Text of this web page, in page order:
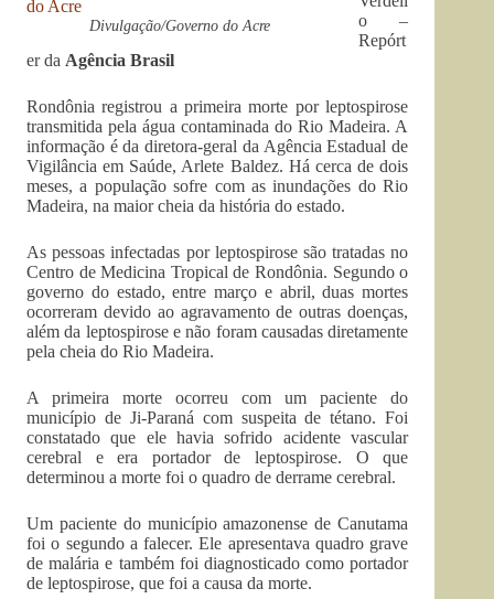
Divulgação/Governo do Acre
o –
Repórt
er da Agência Brasil
Rondônia registrou a primeira morte por leptospirose
transmitida pela água contaminada do Rio Madeira. A
informação é da diretora-geral da Agência Estadual de
Vigilância em Saúde, Arlete Baldez. Há cerca de dois
meses, a população sofre com as inundações do Rio
Madeira, na maior cheia da história do estado.
As pessoas infectadas por leptospirose são tratadas no
Centro de Medicina Tropical de Rondônia. Segundo o
governo do estado, entre março e abril, duas mortes
ocorreram devido ao agravamento de outras doenças,
além da leptospirose e não foram causadas diretamente
pela cheia do Rio Madeira.
A primeira morte ocorreu com um paciente do
município de Ji-Paraná com suspeita de tétano. Foi
constatado que ele havia sofrido acidente vascular
cerebral e era portador de leptospirose. O que
determinou a morte foi o quadro de derrame cerebral.
Um paciente do município amazonense de Canutama
foi o segundo a falecer. Ele apresentava quadro grave
de malária e também foi diagnosticado como portador
de leptospirose, que foi a causa da morte.